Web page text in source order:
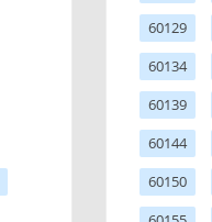
60129
60134
60139
60144
60150